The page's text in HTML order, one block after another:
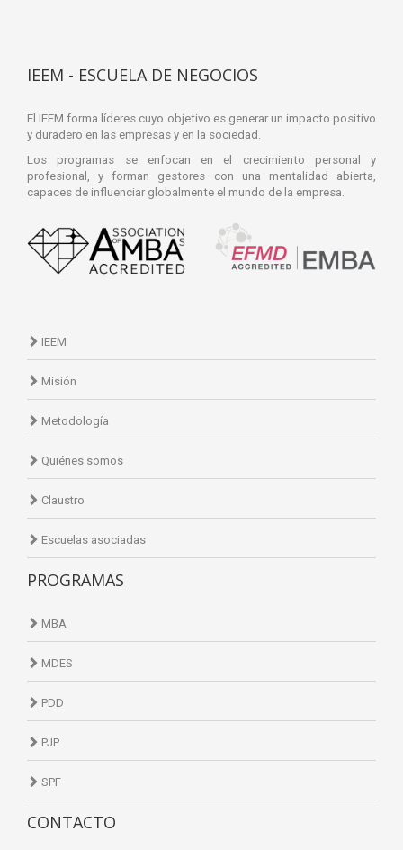
IEEM - ESCUELA DE NEGOCIOS
El IEEM forma líderes cuyo objetivo es generar un impacto positivo
y duradero en las empresas y en la sociedad.
Los programas se enfocan en el crecimiento personal y
profesional, y forman gestores con una mentalidad abierta,
capaces de influenciar globalmente el mundo de la empresa.
IEEM
Misión
Metodología
Quiénes somos
Claustro
Escuelas asociadas
PROGRAMAS
MBA
MDES
PDD
PJP
SPF
CONTACTO